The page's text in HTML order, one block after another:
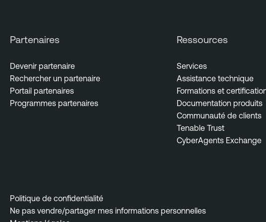
u
e
n
e
Partenaires
Devenir partenaire
Rechercher un partenaire
Portail partenaires
Programmes partenaires
Ressources
Services
Assistance technique
Formations et
Documentation produits
Communauté de clients
Tenable Trust
CyberAgents Exchange
Politique de confidentialité
Ne pas vendre/partager mes informations personnelles